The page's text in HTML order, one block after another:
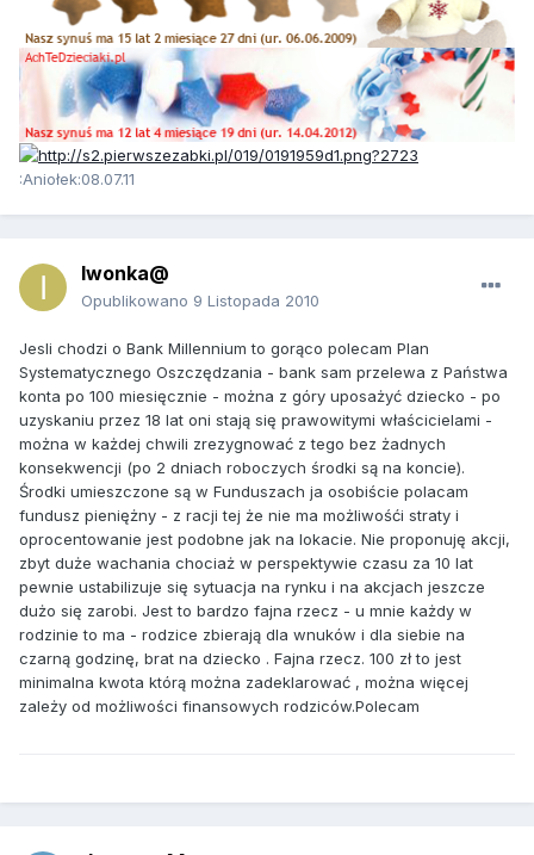
:Aniołek:08.07.11
Iwonka@
Opublikowano 9 Listopada 2010
Jesli chodzi o Bank Millennium to gorąco polecam Plan
Systematycznego Oszczędzania - bank sam przelewa z Państwa
konta po 100 miesięcznie - można z góry uposażyć dziecko - po
uzyskaniu przez 18 lat oni stają się prawowitymi właścicielami -
można w każdej chwili zrezygnować z tego bez żadnych
konsekwencji (po 2 dniach roboczych środki są na koncie).
Środki umieszczone są w Funduszach ja osobiście polacam
fundusz pieniężny - z racji tej że nie ma możliwośći straty i
oprocentowanie jest podobne jak na lokacie. Nie proponuję akcji,
zbyt duże wachania chociaż w perspektywie czasu za 10 lat
pewnie ustabilizuje się sytuacja na rynku i na akcjach jeszcze
dużo się zarobi. Jest to bardzo fajna rzecz - u mnie każdy w
rodzinie to ma - rodzice zbierają dla wnuków i dla siebie na
czarną godzinę, brat na dziecko . Fajna rzecz. 100 zł to jest
minimalna kwota którą można zadeklarować , można więcej
zależy od możliwości finansowych rodziców.Polecam